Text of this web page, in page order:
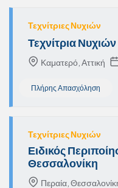
Τεχνίτριες Νυχιών
Τεχνίτρια Νυχιών
Καματερό, Αττική
Πλήρης Απασχόληση
Τεχνίτριες Νυχιών
Ειδικός
Θεσσαλονίκη
Περαία,